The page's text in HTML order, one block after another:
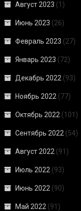
Август 2023 (1)
Июнь 2023 (26)
Февраль 2023 (27)
Январь 2023 (72)
Декабрь 2022 (93)
Ноябрь 2022 (77)
Октябрь 2022 (101)
Сентябрь 2022 (54)
Август 2022 (91)
Июль 2022 (93)
Июнь 2022 (90)
Май 2022 (91)